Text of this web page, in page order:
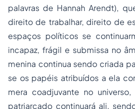
palavras de Hannah Arendt),
direito de trabalhar, direito de
espaços políticos se
incapaz, frágil e submissa no
menina continua sendo criada
se os papéis atribuídos a ela
mera coadjuvante no
patriarcado continuará ali,